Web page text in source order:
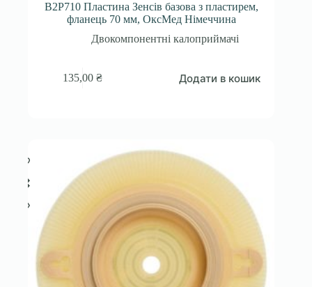
B2P710 Пластина Зенсів базова з пластирем,
фланець 70 мм, ОксМед Німеччина
Двокомпонентні калоприймачі
135,00₴ Додати в кошик